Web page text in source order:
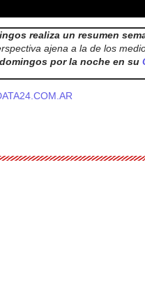
realiza un resumen
ajena a la de los
por la noche en su